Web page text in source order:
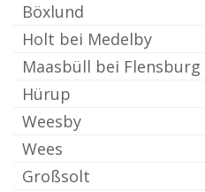
Böxlund
Holt bei Medelby
Maasbüll bei Flensburg
Hürup
Weesby
Wees
Großsolt